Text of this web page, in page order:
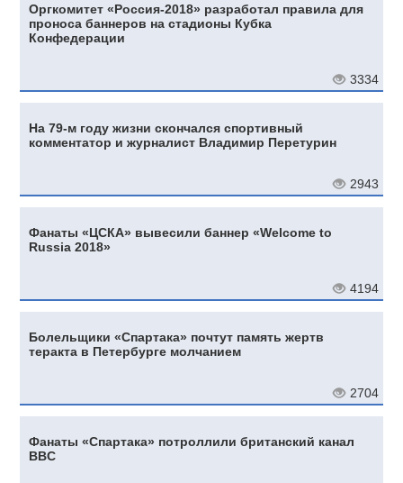
Оргкомитет «Россия-2018» разработал правила для
проноса баннеров на стадионы Кубка
Конфедерации
3334
На 79-м году жизни скончался спортивный
комментатор и журналист Владимир Перетурин
2943
Фанаты «ЦСКА» вывесили баннер «Welcome to
Russia 2018»
4194
Болельщики «Спартака» почтут память жертв
теракта в Петербурге молчанием
2704
Фанаты «Спартака» потроллили британский канал
BBC